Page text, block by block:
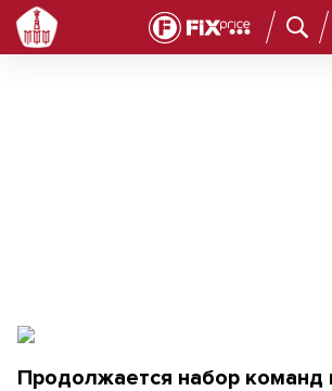
Продолжается набор команд на
Продолжается набор команд